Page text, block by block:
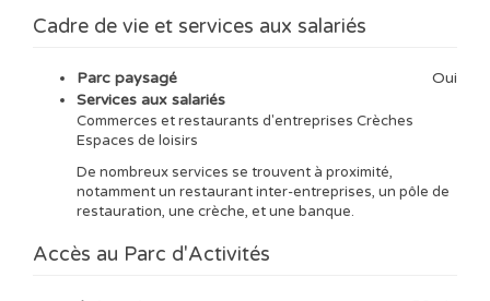
Cadre de vie et services aux salariés
Parc paysagé
Oui
Services aux salariés
Commerces et restaurants d'entreprises Crèches
Espaces de loisirs
De nombreux services se trouvent à proximité,
notamment un restaurant inter-entreprises, un pôle de
restauration, une crèche, et une banque.
Accès au Parc d'Activités